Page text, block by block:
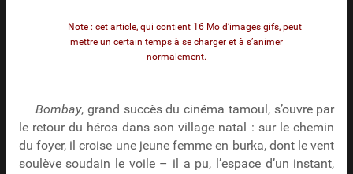
Note : cet article, qui contient 16 Mo d’images gifs, peut
mettre un certain temps à se charger et à s’animer
normalement.
Bombay, grand succès du cinéma tamoul, s’ouvre par
le retour du héros dans son village natal : sur le chemin
du foyer, il croise une jeune femme en burka, dont le vent
soulève soudain le voile – il a pu, l’espace d’un instant,